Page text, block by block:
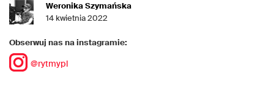
Weronika Szymańska
14 kwietnia 2022
Obserwuj nas na instagramie:
@rytmypl